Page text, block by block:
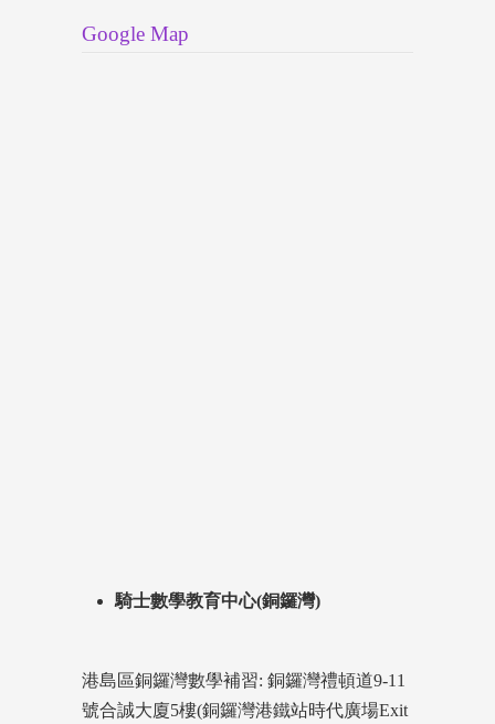
Google Map
騎士數學教育中心(銅鑼灣)
港島區銅鑼灣數學補習: 銅鑼灣禮頓道9-11
號合誠大廈5樓(銅鑼灣港鐵站時代廣場Exit